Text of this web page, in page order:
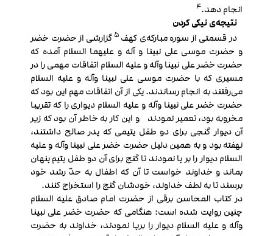
انجام دهد.4
نتیجه‌ی نیکی کردن
در قسمتی از سوره مبارکه‌‏ی کهف5 گزارشی از حضرت خضر
و حضرت موسی علی نبینا و آله و علیهما السلام آمده که
حضرت خضر علی نبینا وآله و علیه السلام اتفاقات مهمی را در
مسیری که با حضرت موسی علی نبینا وآله و علیه السلام
می‌رفتند به انجام رساندند. یکی از آن اتفاقات مهم این بود که
حضرت خضر علی نبینا وآله و علیه السلام دیواری را که تقریبا
مخروبه بود، تعمیر نمودند و این کار به خاطر آن بود که زیر
آن دیوار گنجی برای دو طفل یتیمی که پدر صالح داشتند،
نهفته بود و به همین دلیل حضرت خضر علی نبینا وآله و علیه
السلام دیوار را بر پا نمودند تا گنج برای آن دو طفل یتیم پنهان
بماند و خداوند خواست تا آن که اطفال به حدّ رشد خود
برسند تا به لطف خداوند، خودشان گنج را استخراج کنند.
در کتاب المحاسن برقی از حضرت امام صادق علیه السلام
چنین روایت شده است: هنگامی که حضرت خضر علی نبینا
وآله و علیه السلام دیوار را برپا نمودند، خداوند به حضرت